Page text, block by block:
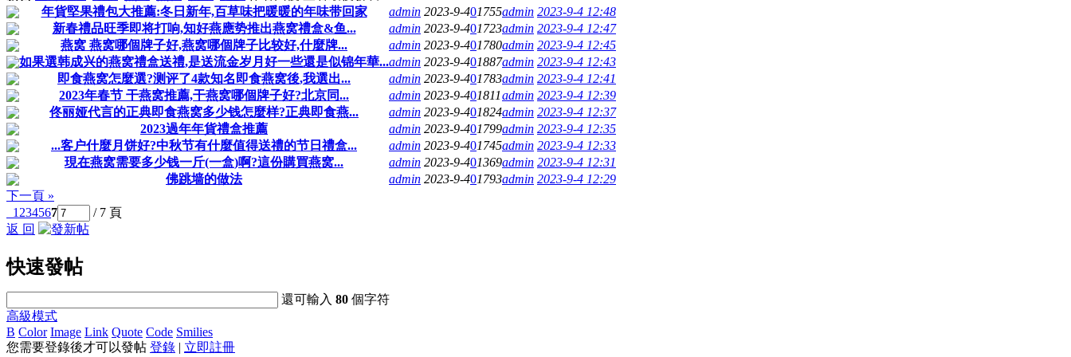
年貨堅果禮包大推薦:冬日新年,百草味把暖暖的年味带回家
admin 2023-9-401755admin 2023-9-4 12:48
新春禮品旺季即将打响,知好燕應势推出燕窝禮盒&鱼...
admin 2023-9-401723admin 2023-9-4 12:47
燕窝 燕窝哪個牌子好,燕窝哪個牌子比较好,什麼牌...
admin 2023-9-401780admin 2023-9-4 12:45
如果選韩成兴的燕窝禮盒送禮,是送流金岁月好一些還是似锦年華...admin 2023-9-401887admin 2023-9-4 12:43
即食燕窝怎麼選?测评了4款知名即食燕窝後,我選出...
admin 2023-9-401783admin 2023-9-4 12:41
2023年春节 干燕窝推薦,干燕窝哪個牌子好?北京同...
admin 2023-9-401811admin 2023-9-4 12:39
佟丽娅代言的正典即食燕窝多少钱怎麼样?正典即食燕...
admin 2023-9-401824admin 2023-9-4 12:37
2023過年年貨禮盒推薦
admin 2023-9-401799admin 2023-9-4 12:35
...客户什麼月饼好?中秋节有什麼值得送禮的节日禮盒...
admin 2023-9-401745admin 2023-9-4 12:33
現在燕窝需要多少钱一斤(一盒)啊?這份購買燕窝...
admin 2023-9-401369admin 2023-9-4 12:31
佛跳墙的做法
admin 2023-9-401793admin 2023-9-4 12:29
下一頁 »
1 234567
/ 7 頁
返 回
快速發帖
還可輸入80 個字符
高級模式
B Color Image Link Quote Code Smilies
您需要登錄後才可以發帖 登錄 | 立即註冊